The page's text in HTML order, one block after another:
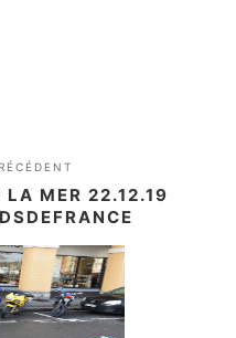
MER 22.12.19